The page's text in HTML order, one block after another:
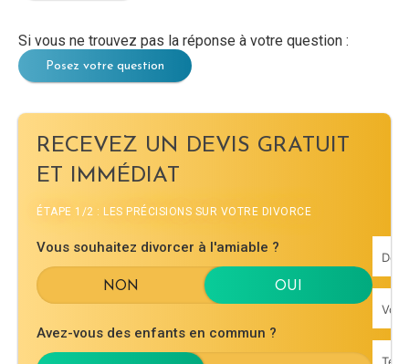
Si vous ne trouvez pas la réponse à votre question :
Posez votre question
RECEVEZ UN DEVIS GRATUIT
ET IMMÉDIAT
ÉTAPE 1/2 : LES PRÉCISIONS SUR VOTRE DIVORCE
Vous souhaitez divorcer à l'amiable ?
Avez-vous des enfants en commun ?